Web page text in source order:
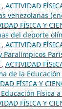
, ACTIVIDAD
venezolanas
FÍSICA Y
del deporte
, ACTIVIDAD
Paralímpicos
, ACTIVIDAD
de la
FÍSICA Y
Física
FÍSICA Y